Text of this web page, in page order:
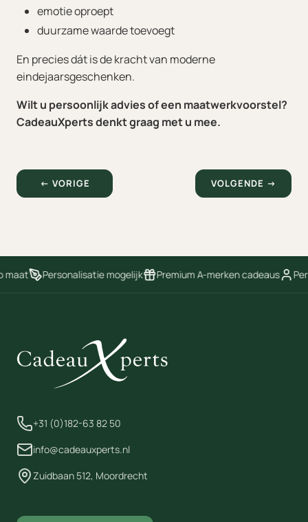
emotie oproept
duurzame waarde toevoegt
En precies dát is de kracht van moderne
eindejaarsgeschenken.
Wilt u persoonlijk advies of een maatwerkvoorstel?
CadeauXperts denkt graag met u mee.
← VORIGE VOLGENDE →
Personalisatie mogelijk Premium A-merken cadeaus
+31 (0)182-63 82 50
info@cadeauxperts.nl
Zuidbaan 512, Moordrecht